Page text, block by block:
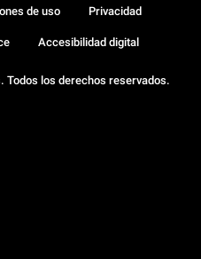
los derechos reservados.
de uso Privacidad
Accesibilidad digital